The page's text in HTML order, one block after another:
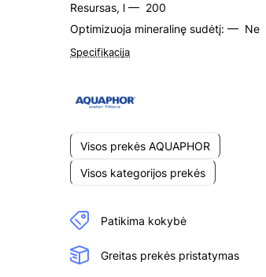
Resursas, l — 200
Optimizuoja mineralinę sudėtį: — Ne
Specifikacija
Visos prekės AQUAPHOR
Visos kategorijos prekės
Patikima kokybė
Greitas prekės pristatymas